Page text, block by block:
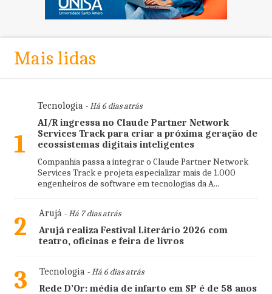
Mais lidas
1
Tecnologia- Há 6 dias atrás
AI/R ingressa no Claude Partner Network
Services Track para criar a próxima geração de
ecossistemas digitais inteligentes
Companhia passa a integrar o Claude Partner Network
Services Track e projeta especializar mais de 1.000
engenheiros de software em tecnologias da A...
2 Arujá- Há 7 dias atrás
Arujá realiza Festival Literário 2026 com
teatro, oficinas e feira de livros
3 Tecnologia- Há 6 dias atrás
Rede D’Or: média de infarto em SP é de 58 anos